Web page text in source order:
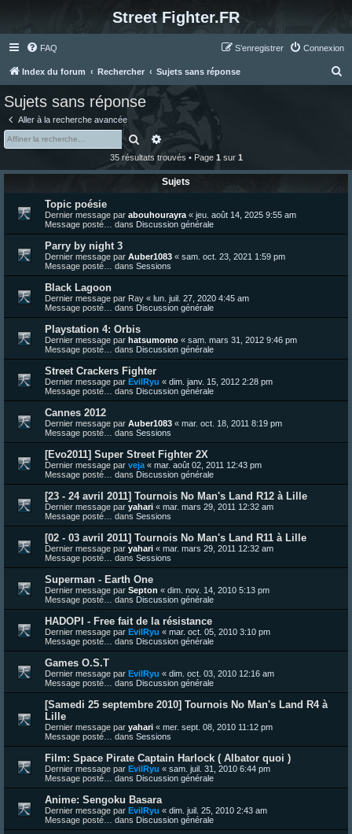
Street Fighter.FR
FAQ Connexion
S’enregistrer
Index du forum Rechercher Sujets sans réponse
Sujets sans réponse
Aller à la recherche avancée
RechercherRecherche avancée
35 résultats trouvés • Page 1 sur 1
Sujets
Topic poésie
Dernier message par abouhourayra « jeu. août 14, 2025 9:55 am
Message posté… dans Discussion générale
Parry by night 3
Dernier message par Auber1083 « sam. oct. 23, 2021 1:59 pm
Message posté… dans Sessions
Black Lagoon
Dernier message par Ray « lun. juil. 27, 2020 4:45 am
Message posté… dans Discussion générale
Playstation 4: Orbis
Dernier message par hatsumomo « sam. mars 31, 2012 9:46 pm
Message posté… dans Discussion générale
Street Crackers Fighter
Dernier message par EvilRyu « dim. janv. 15, 2012 2:28 pm
Message posté… dans Discussion générale
Cannes 2012
Dernier message par Auber1083 « mar. oct. 18, 2011 8:19 pm
Message posté… dans Sessions
[Evo2011] Super Street Fighter 2X
Dernier message par veja « mar. août 02, 2011 12:43 pm
Message posté… dans Discussion générale
[23 - 24 avril 2011] Tournois No Man's Land R12 à Lille
Dernier message par yahari « mar. mars 29, 2011 12:32 am
Message posté… dans Sessions
[02 - 03 avril 2011] Tournois No Man's Land R11 à Lille
Dernier message par yahari « mar. mars 29, 2011 12:32 am
Message posté… dans Sessions
Superman - Earth One
Dernier message par Septon « dim. nov. 14, 2010 5:13 pm
Message posté… dans Discussion générale
HADOPI - Free fait de la résistance
Dernier message par EvilRyu « mar. oct. 05, 2010 3:10 pm
Message posté… dans Discussion générale
Games O.S.T
Dernier message par EvilRyu « dim. oct. 03, 2010 12:16 am
Message posté… dans Discussion générale
[Samedi 25 septembre 2010] Tournois No Man's Land R4 à
Lille
Dernier message par yahari « mer. sept. 08, 2010 11:12 pm
Message posté… dans Sessions
Film: Space Pirate Captain Harlock ( Albator quoi )
Dernier message par EvilRyu « sam. juil. 31, 2010 6:44 pm
Message posté… dans Discussion générale
Anime: Sengoku Basara
Dernier message par EvilRyu « dim. juil. 25, 2010 2:43 am
Message posté… dans Discussion générale